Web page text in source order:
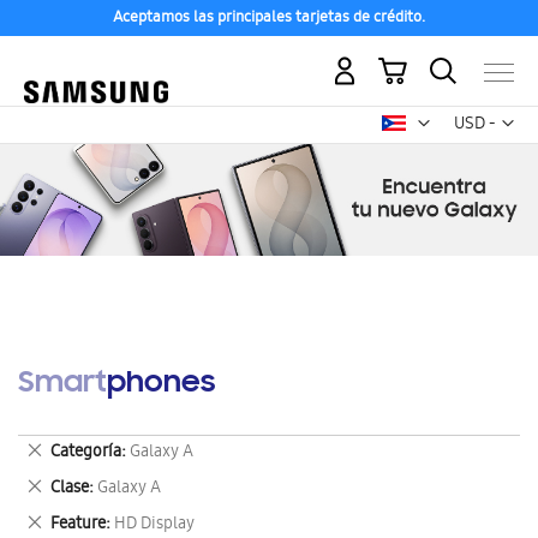
Aceptamos las principales tarjetas de crédito.
USD -
dólar
Mi carrito
Smartphones
Categoría Galaxy A
Eliminar
este
artículo
Clase Galaxy A
Eliminar
este
Feature HD Display
Eliminar